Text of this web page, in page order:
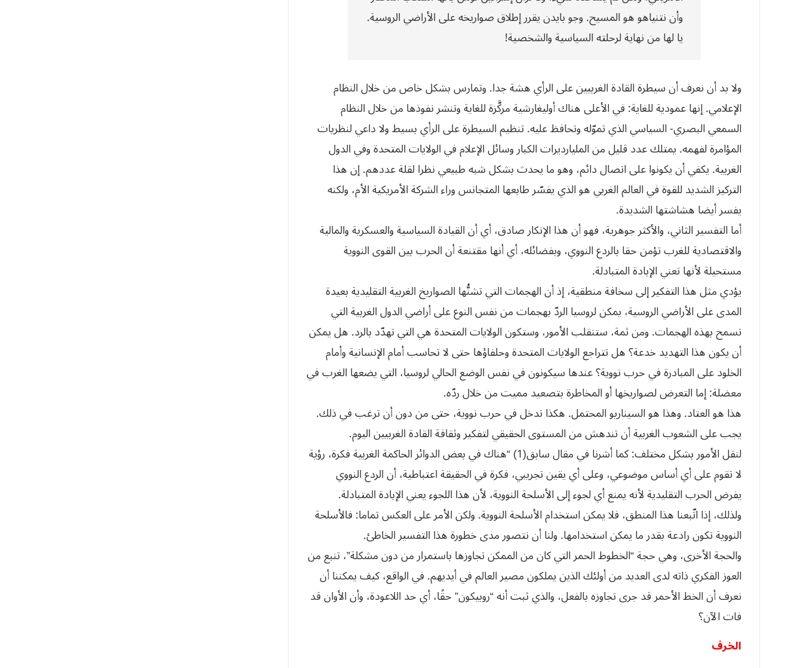
وأن نتنياهو هو المسيح. وجو بايدن يقرر إطلاق صواريخه على الأراضي الروسية.
يا لها من نهاية لرحلته السياسية والشخصية!
ولا بد أن نعرف أن سيطرة القادة الغربيين على الرأي هشة جدا. وتمارس بشكل خاص من خلال النظام
الإعلامي. إنها عمودية للغاية: في الأعلى هناك أوليغارشية مركَّزة للغاية وتنشر نفوذها من خلال النظام
السمعي البصري- السياسي الذي تموّله وتحافظ عليه. تنظيم السيطرة على الرأي بسيط ولا داعي لنظريات
المؤامرة لفهمه. يمتلك عدد قليل من المليارديرات الكبار وسائل الإعلام في الولايات المتحدة وفي الدول
الغربية. يكفي أن يكونوا على اتصال دائم، وهو ما يحدث بشكل شبه طبيعي نظرا لقلة عددهم. إن هذا
التركيز الشديد للقوة في العالم الغربي هو الذي يفسّر طابعها المتجانس وراء الشركة الأمريكية الأم، ولكنه
يفسر أيضا هشاشتها الشديدة.
أما التفسير الثاني، والأكثر جوهرية، فهو أن هذا الإنكار صادق، أي أن القيادة السياسية والعسكرية والمالية
والاقتصادية للغرب تؤمن حقا بالردع النووي، وبفضائله، أي أنها مقتنعة أن الحرب بين القوى النووية
مستحيلة لأنها تعني الإبادة المتبادلة.
يؤدي مثل هذا التفكير إلى سخافة منطقية، إذ أن الهجمات التي تشنُّها الصواريخ الغربية التقليدية بعيدة
المدى على الأراضي الروسية، يمكن لروسيا الردّ بهجمات من نفس النوع على أراضي الدول الغربية التي
تسمح بهذه الهجمات. ومن ثمة، ستنقلب الأمور، وستكون الولايات المتحدة هي التي تهدّد بالرد. هل يمكن
أن يكون هذا التهديد خدعة؟ هل تتراجع الولايات المتحدة وحلفاؤها حتى لا تحاسب أمام الإنسانية وأمام
الخلود على المبادرة في حرب نووية؟ عندها سيكونون في نفس الوضع الحالي لروسيا، التي يضعها الغرب في
معضلة: إما التعرض لصواريخها أو المخاطرة بتصعيد مميت من خلال ردّه.
هذا هو العتاد. وهذا هو السيناريو المحتمل. هكذا تدخل في حرب نووية، حتى من دون أن ترغب في ذلك.
يجب على الشعوب الغربية أن تندهش من المستوى الحقيقي لتفكير وثقافة القادة الغربيين اليوم.
لنقل الأمور بشكل مختلف: كما أشرنا في مقال سابق(1) “هناك في بعض الدوائر الحاكمة الغربية فكرة، رؤية
لا تقوم على أي أساس موضوعي، وعلى أي يقين تجريبي، فكرة في الحقيقة اعتباطية، أن الردع النووي
يفرض الحرب التقليدية لأنه يمنع أي لجوء إلى الأسلحة النووية، لأن هذا اللجوء يعني الإبادة المتبادلة.
ولذلك، إذا اتّبعنا هذا المنطق، فلا يمكن استخدام الأسلحة النووية. ولكن الأمر على العكس تماما: فالأسلحة
النووية تكون رادعة بقدر ما يمكن استخدامها. ولنا أن نتصور مدى خطورة هذا التفسير الخاطئ.
والحجة الأخرى، وهي حجة “الخطوط الحمر التي كان من الممكن تجاوزها باستمرار من دون مشكلة”، تنبع من
العوز الفكري ذاته لدى العديد من أولئك الذين يملكون مصير العالم في أيديهم. في الواقع، كيف يمكننا أن
نعرف أن الخط الأحمر قد جرى تجاوزه بالفعل، والذي ثبت أنه “روبيكون” حقًا، أي حد اللاعودة، وأن الأوان قد
فات الآن؟
الخرف